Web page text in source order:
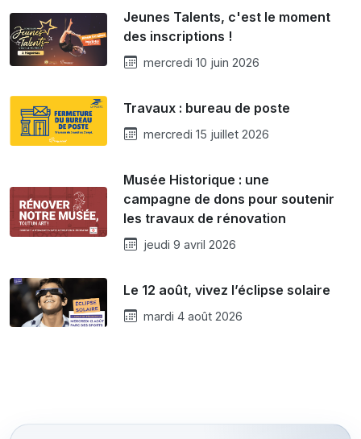
Jeunes Talents, c'est le moment
des inscriptions !
mercredi 10 juin 2026
Travaux : bureau de poste
mercredi 15 juillet 2026
Musée Historique : une
campagne de dons pour soutenir
les travaux de rénovation
jeudi 9 avril 2026
Le 12 août, vivez l’éclipse solaire
mardi 4 août 2026